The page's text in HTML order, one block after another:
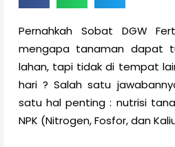
Pernahkah Sobat DGW
mengapa tanaman dapat
lahan, tapi tidak di tempat
hari ? Salah satu
satu hal penting : nutrisi
NPK (Nitrogen, Fosfor, dan